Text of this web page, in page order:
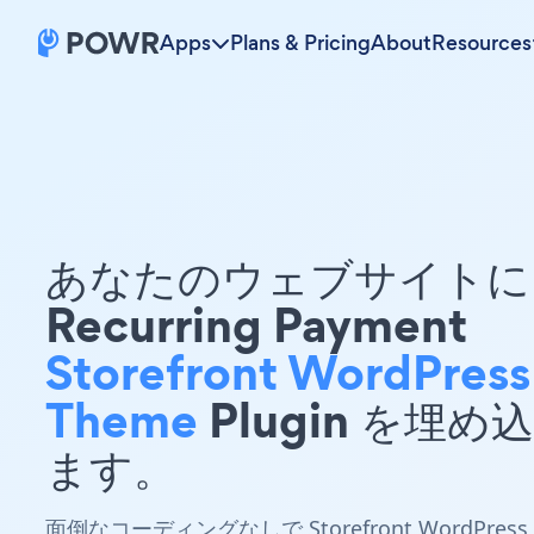
Apps Plans & PricingAboutResources
あなたのウェブサイト
Recurring Payment
Storefront WordPress
Theme Plugin を埋め
ます。
面倒なコーディングなしで Storefront WordPress